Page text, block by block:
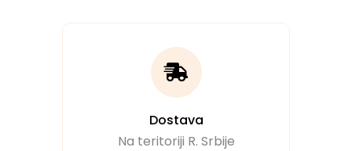
Dostava
Na teritoriji R. Srbije